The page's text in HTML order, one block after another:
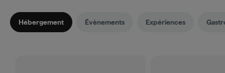
Hébergement Évènements Expériences